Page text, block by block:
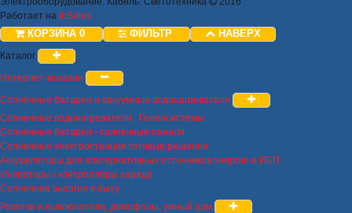
Работает на InSales
КОРЗИНА 0 ФИЛЬТР НАВЕРХ
Каталог
Интернет-магазин
Солнечные батареи и вакуумные водонагреватели
Солнечные водонагреватели , Гелиосистемы
Солнечные батареи - солнечные панели
Солнечные электростанции готовые решения
Аккумуляторы для альтернативных источников энергии и ИБП
Инверторы / контроллеры заряда
Солнечная энергия в быту
Розетки и выключатели, домофоны, умный дом